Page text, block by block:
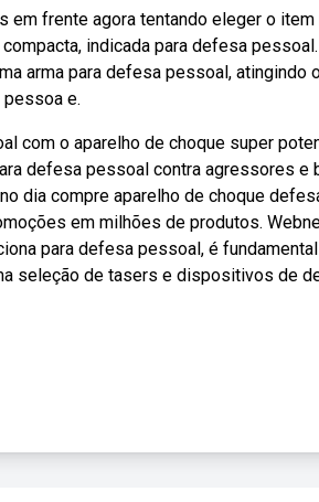
em frente agora tentando eleger o
indicada para defesa
arma para defesa pessoal, atingindo
e.
com o aparelho de choque super
defesa pessoal contra agressores e
dia compre aparelho de choque
em milhões de produtos.
para defesa pessoal, é
seleção de tasers e dispositivos de